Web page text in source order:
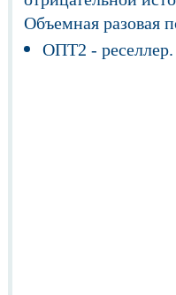
Объемная разовая
ОПТ2 -